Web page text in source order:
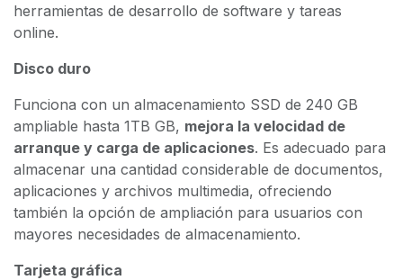
herramientas de desarrollo de software y tareas
online.
Disco duro
Funciona con un almacenamiento SSD de 240 GB
ampliable hasta 1TB GB, mejora la velocidad de
arranque y carga de aplicaciones. Es adecuado para
almacenar una cantidad considerable de documentos,
aplicaciones y archivos multimedia, ofreciendo
también la opción de ampliación para usuarios con
mayores necesidades de almacenamiento.
Tarjeta gráfica